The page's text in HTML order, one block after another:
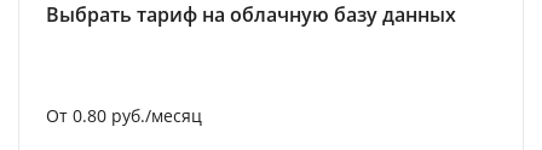
Выбрать тариф на облачную базу данных
От 0.80 руб./месяц